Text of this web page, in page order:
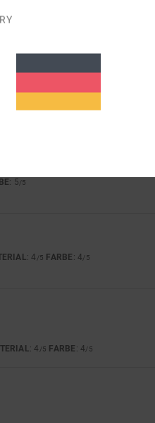
: 5/5
: 4 /5 FARBE : 4/5
: 4 /5 FARBE : 4/5